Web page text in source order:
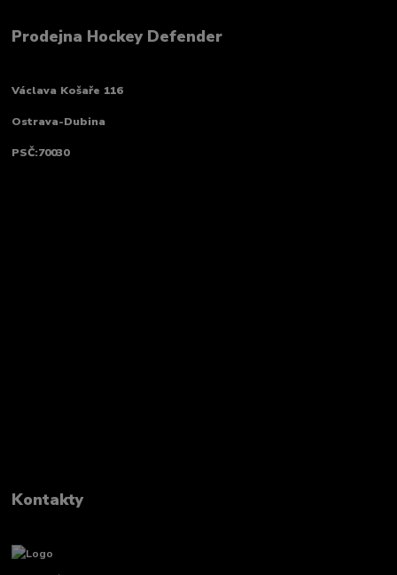
Prodejna Hockey Defender
Václava Košaře 116
Ostrava-Dubina
PSČ:70030
Kontakty